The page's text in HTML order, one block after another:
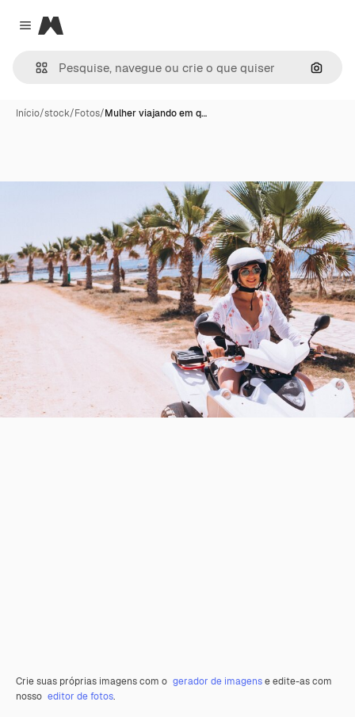
Close menu
Magnific
Início/stock/Fotos/Mulher viajando em q…
Crie suas próprias imagens com o gerador de imagense edite-as com
nosso editor de fotos.